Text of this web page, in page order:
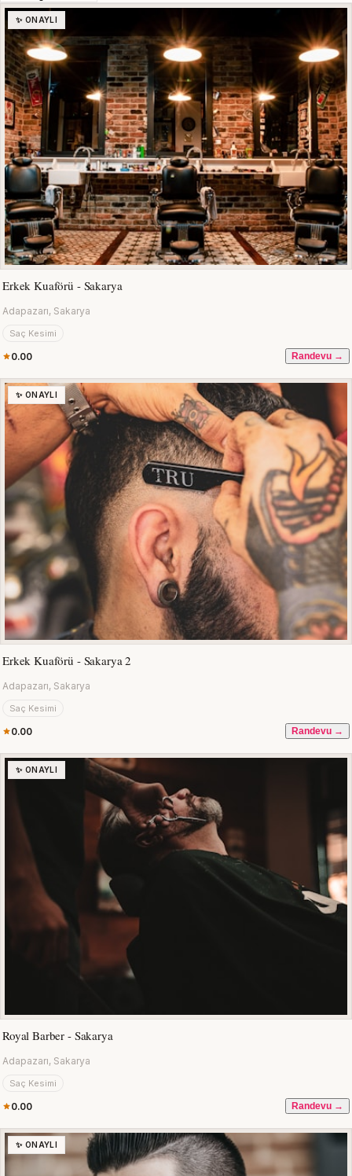
✨ ONAYLI
Erkek Kuaförü - Sakarya
Adapazarı, Sakarya
Saç Kesimi
0.00 Randevu →
✨ ONAYLI
Erkek Kuaförü - Sakarya 2
Adapazarı, Sakarya
Saç Kesimi
0.00 Randevu →
✨ ONAYLI
Royal Barber - Sakarya
Adapazarı, Sakarya
Saç Kesimi
0.00 Randevu →
✨ ONAYLI